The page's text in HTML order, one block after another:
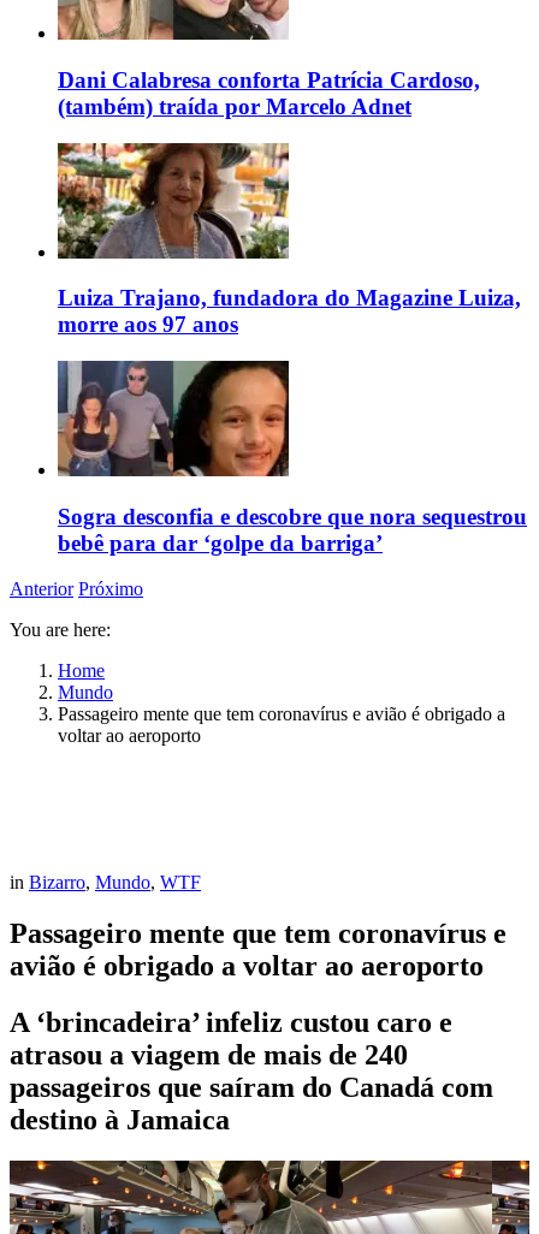
Dani Calabresa conforta Patrícia Cardoso,
(também) traída por Marcelo Adnet
Luiza Trajano, fundadora do Magazine Luiza,
morre aos 97 anos
Sogra desconfia e descobre que nora sequestrou
bebê para dar ‘golpe da barriga’
Anterior Próximo
You are here:
Home
Mundo
Passageiro mente que tem coronavírus e avião é obrigado a
voltar ao aeroporto
in Bizarro, Mundo, WTF
Passageiro mente que tem coronavírus e
avião é obrigado a voltar ao aeroporto
A ‘brincadeira’ infeliz custou caro e
atrasou a viagem de mais de 240
passageiros que saíram do Canadá com
destino à Jamaica